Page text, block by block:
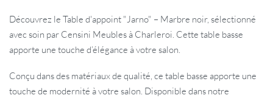
Découvrez le Table d'appoint "Jarno" – Marbre noir, sélectionné
avec soin par Censini Meubles à Charleroi. Cette table basse
apporte une touche d’élégance à votre salon.
Conçu dans des matériaux de qualité, ce table basse apporte une
touche de modernité à votre salon. Disponible dans notre